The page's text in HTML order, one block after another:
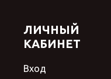
ЛИЧНЫЙ
КАБИНЕТ
Вход